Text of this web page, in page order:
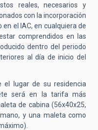
reales, necesarios y
con la incorporación
el IAC, en cualquiera de
comprendidos en las
dentro del periodo
al día de inicio del
el lugar de su residencia
será en la tarifa más
de cabina (56x40x25,
y una maleta como